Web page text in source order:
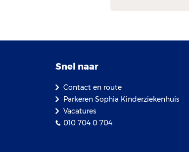
Snel naar
Contact en route
Parkeren Sophia Kinderziekenhuis
Vacatures
010 704 0 704